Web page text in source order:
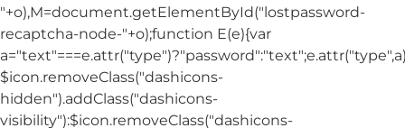
"+o),M=document.getElementById("lostpassword-
recaptcha-node-"+o);function E(e){var
$icon.removeClass("dashicons-
hidden").addClass("dashicons-
visibility"):$icon.removeClass("dashicons-